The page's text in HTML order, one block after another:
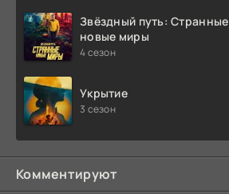
Звёздный путь: Странные
новые миры
4 сезон
Укрытие
3 сезон
Комментируют